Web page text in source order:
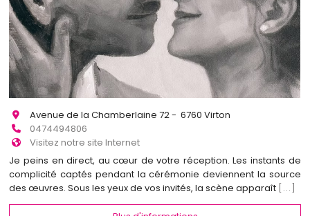
Avenue de la Chamberlaine 72 - 6760 Virton
0474494806
Visitez notre site Internet
Je peins en direct, au cœur de votre réception. Les instants de
complicité captés pendant la cérémonie deviennent la source
des œuvres. Sous les yeux de vos invités, la scène apparaît [...]